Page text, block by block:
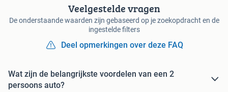
Veelgestelde vragen
De onderstaande waarden zijn gebaseerd op je zoekopdracht en de
ingestelde filters
Deel opmerkingen over deze FAQ
Wat zijn de belangrijkste voordelen van een 2
persoons auto?